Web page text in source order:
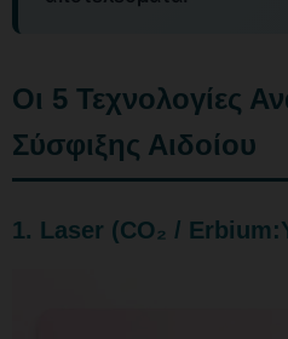
Οι 5 Τεχνολογίες
Σύσφιξης Αιδοίου
1. Laser (CO₂ /